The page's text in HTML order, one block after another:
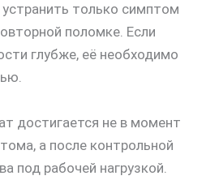
только симптом
поломке. Если
глубже, её необходимо
достигается не в момент
а после контрольной
под рабочей нагрузкой.
скидку